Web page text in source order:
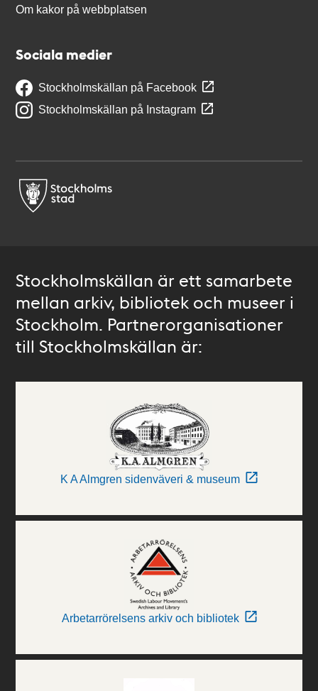
Om kakor på webbplatsen
Sociala medier
Stockholmskällan på Facebook
Stockholmskällan på Instagram
Stockholmskällan är ett samarbete
mellan arkiv, bibliotek och museer i
Stockholm. Partnerorganisationer
till Stockholmskällan är:
K A Almgren sidenväveri & museum
Arbetarrörelsens arkiv och bibliotek